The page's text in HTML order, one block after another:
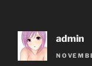
admin